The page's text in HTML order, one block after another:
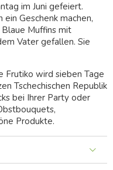
im Juni gefeiert.
Geschenk machen,
Muffins mit
Vater gefallen. Sie
Frutiko wird sieben Tage
Tschechischen Republik
bei Ihrer Party oder
Produkte.